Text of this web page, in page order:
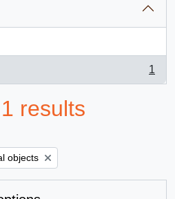
1
results
objects